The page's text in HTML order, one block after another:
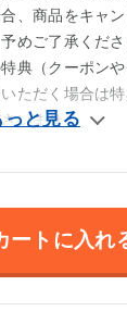
、商品をキャ
めご了承くださ
典（クーポン
ただく場合は
いませ。
ートに入れ